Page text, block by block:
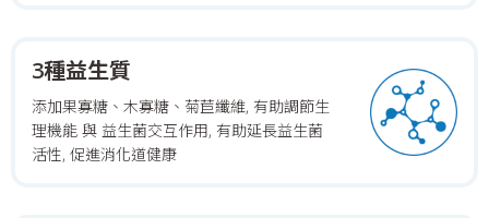
3種益生質
添加果寡糖、木寡糖、菊苣纖維, 有助調節生
理機能 與 益生菌交互作用, 有助延長益生菌
活性, 促進消化道健康